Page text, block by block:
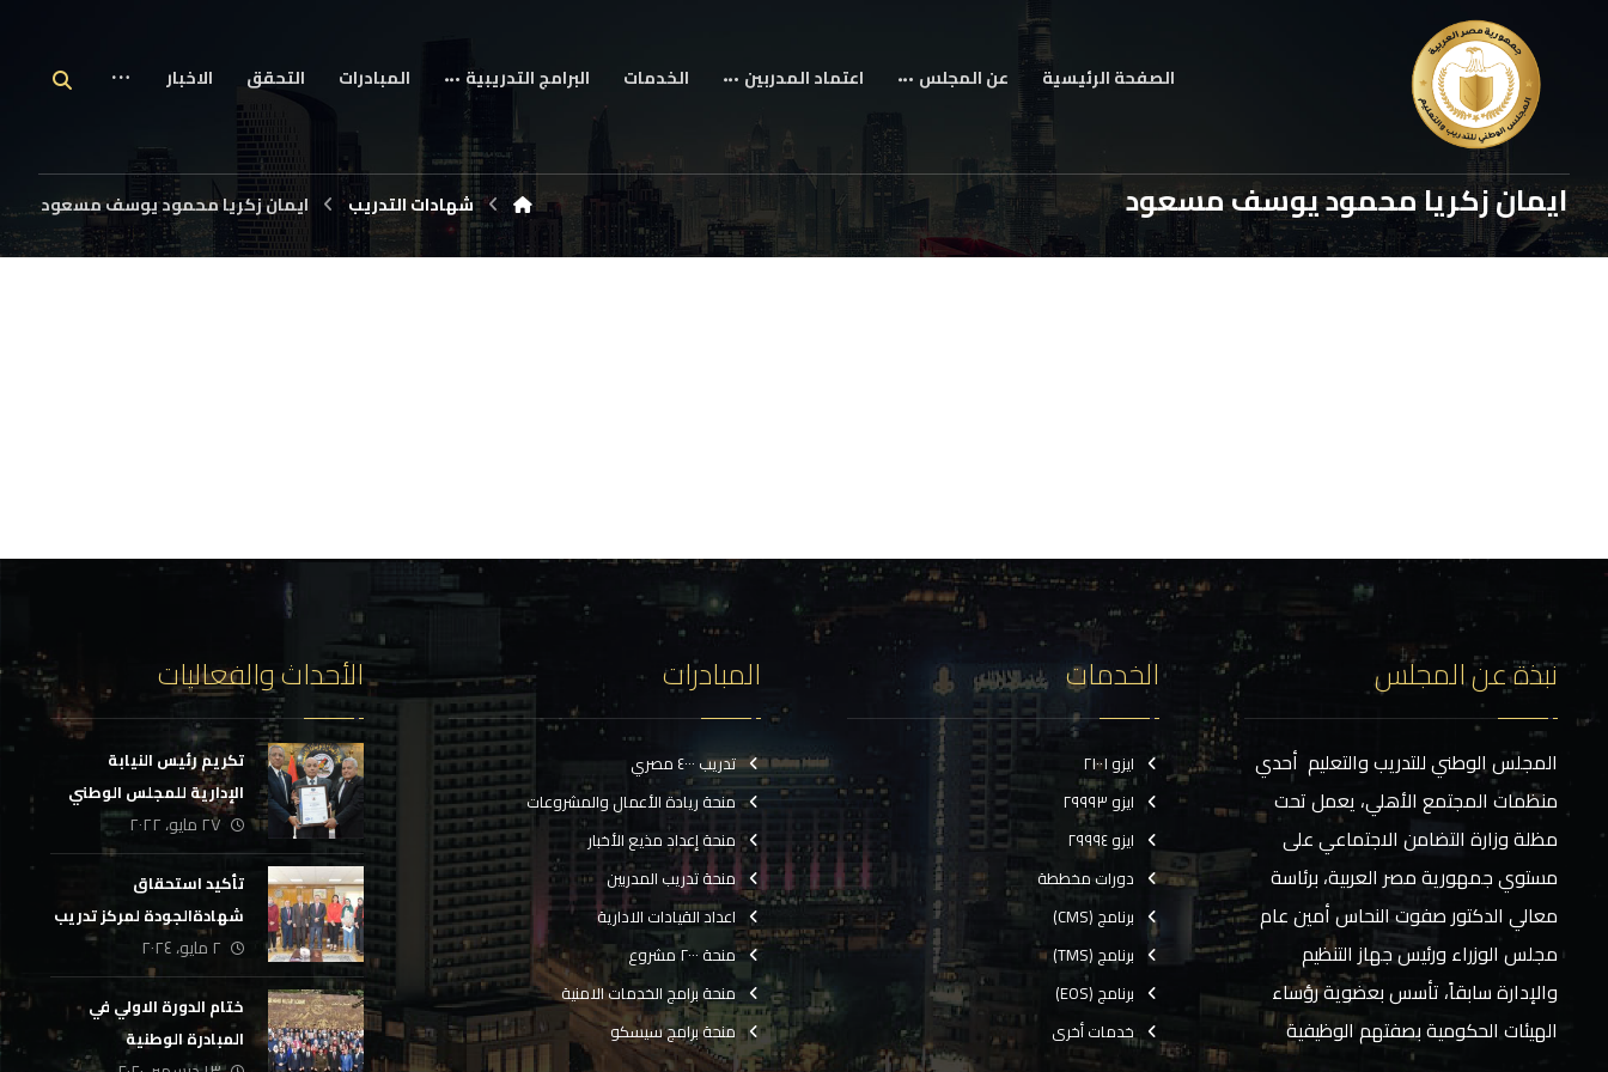
الصفحة الرئيسية عن المجلس اعتماد المدربين الخدمات البرامج التدريبية المبادرات التحقق الاخبار
ايمان زكريا محمود يوسف مسعود شهادات التدريب ايمان زكريا محمود يوسف مسعود
نبذة عن المجلس
المجلس الوطني للتدريب والتعليم أحدي
منظمات المجتمع الأهلي، يعمل تحت
مظلة وزارة التضامن الاجتماعي على
مستوي جمهورية مصر العربية، برئاسة
معالي الدكتور صفوت النحاس أمين عام
مجلس الوزراء ورئيس جهاز التنظيم
والإدارة سابقاً، تأسس بعضوية رؤساء
الهيئات الحكومية بصفتهم الوظيفية
الخدمات
ايزو ٢١٠٠١
ايزو ٢٩٩٩٣
ايزو ٢٩٩٩٤
دورات مخططة
برنامج (CMS)
برنامج (TMS)
برنامج (EOS)
خدمات أخرى
المبادرات
تدريب ٤٠٠٠ مصري
منحة ريادة الأعمال والمشروعات
منحة إعداد مذيع الأخبار
منحة تدريب المدربين
اعداد القيادات الادارية
منحة ٢٠٠٠ مشروع
منحة برامج الخدمات الامنية
منحة برامج سيسكو
الأحداث والفعاليات
تكريم رئيس النيابة
الإدارية للمجلس الوطني
للتدريب والتعليم
٢٧ مايو، ٢٠٢٢
تأكيد استحقاق
شهادةالجودة لمركز تدريب
الهيئة العامة للمواصفات
والجودة
٢ مايو، ٢٠٢٤
ختام الدورة الاولي في
المبادرة الوطنية